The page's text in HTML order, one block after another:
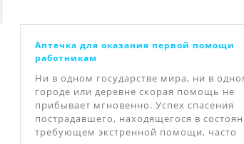
Аптечка для оказания первой помощи
работникам
Ни в одном государстве мира, ни в
городе или деревне скорая помощь не
прибывает мгновенно. Успех спасения
пострадавшего, находящегося в
требующем экстренной помощи, часто